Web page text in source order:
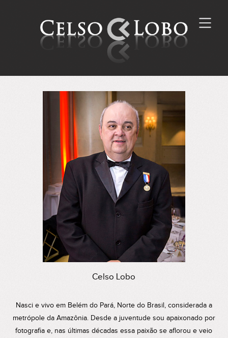
Celso Lobo
Nasci e vivo em Belém do Pará, Norte do Brasil, considerada a
metrópole da Amazônia. Desde a juventude sou apaixonado por
fotografia e, nas últimas décadas essa paixão se aflorou e veio